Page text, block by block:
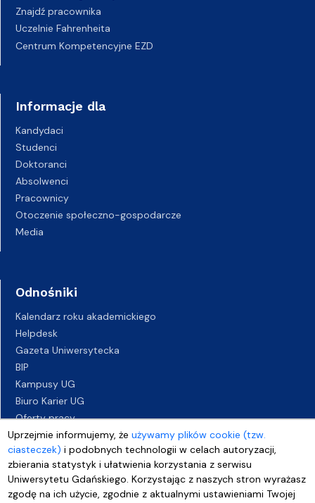
Uprzejmie informujemy, żeużywamy plików cookie (tzw.
ciasteczek) i podobnych technologii w celach autoryzacji,
zbierania statystyk i ułatwienia korzystania z serwisu
Uniwersytetu Gdańskiego. Korzystając z naszych stron wyrażasz
zgodę na ich użycie, zgodnie z aktualnymi ustawieniami Twojej
Znajdź pracownika
Uczelnie Fahrenheita
Centrum Kompetencyjne EZD
Informacje dla
Kandydaci
Studenci
Doktoranci
Absolwenci
Pracownicy
Otoczenie społeczno-gospodarcze
Media
Odnośniki
Kalendarz roku akademickiego
Helpdesk
Gazeta Uniwersytecka
BIP
Kampusy UG
Biuro Karier UG
Oferty pracy
Deklaracja dostępności